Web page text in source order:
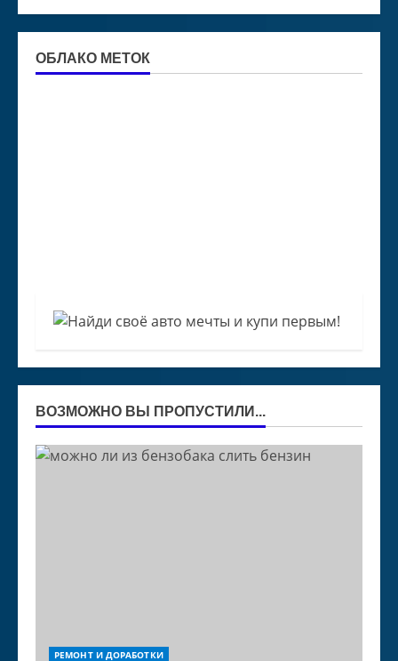
ОБЛАКО МЕТОК
ВОЗМОЖНО ВЫ ПРОПУСТИЛИ...
РЕМОНТ И ДОРАБОТКИ